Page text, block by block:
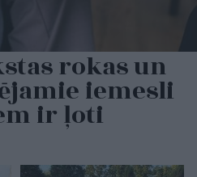
rokas un
iemesli
ir ļoti